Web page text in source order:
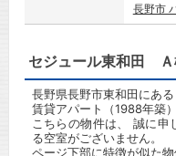
長野市
セジュール東和田 Ａ
長野県長野市東和田にあ
賃貸アパート（1988年築）
こちらの物件は、 誠に申
る空室がございません。
ページ下部に特徴が似た